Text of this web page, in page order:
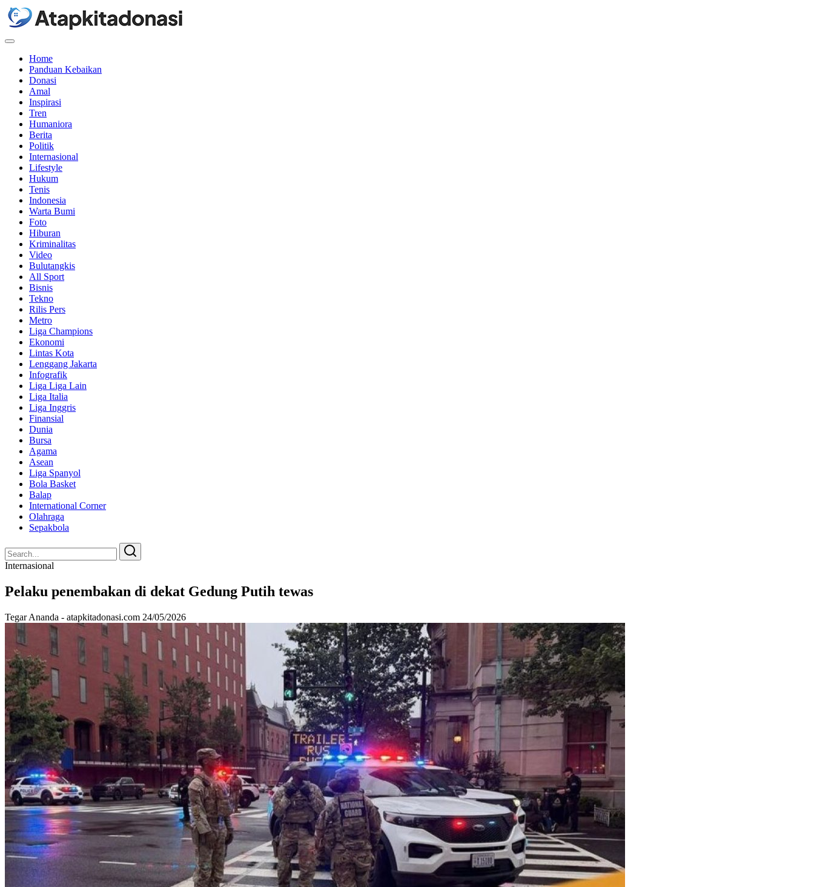
Menu
Home
Panduan Kebaikan
Donasi
Amal
Inspirasi
Tren
Humaniora
Berita
Politik
Internasional
Lifestyle
Hukum
Tenis
Indonesia
Warta Bumi
Foto
Hiburan
Kriminalitas
Video
Bulutangkis
All Sport
Bisnis
Tekno
Rilis Pers
Metro
Liga Champions
Ekonomi
Lintas Kota
Lenggang Jakarta
Infografik
Liga Liga Lain
Liga Italia
Liga Inggris
Finansial
Dunia
Bursa
Agama
Asean
Liga Spanyol
Bola Basket
Balap
International Corner
Olahraga
Sepakbola
Search
for:
Search
Internasional
Pelaku penembakan di dekat Gedung Putih tewas
Tegar Ananda - atapkitadonasi.com 24/05/2026